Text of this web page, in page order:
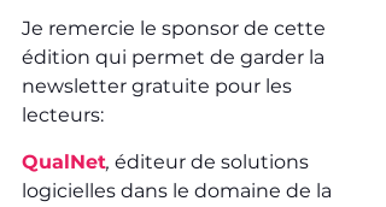
Je remercie le sponsor de cette
édition qui permet de garder la
newsletter gratuite pour les
lecteurs:
QualNet, éditeur de solutions
logicielles dans le domaine de la